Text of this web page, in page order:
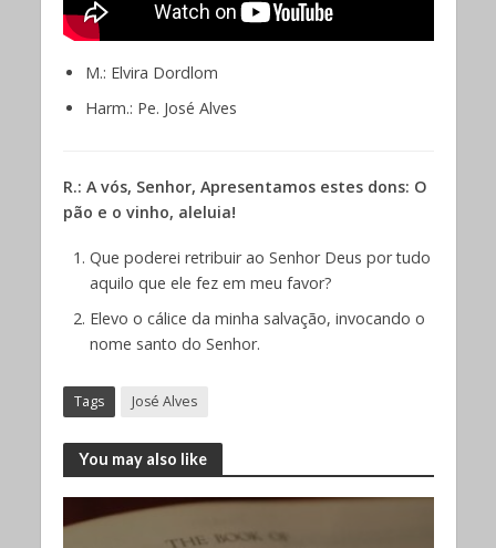
M.: Elvira Dordlom
Harm.: Pe. José Alves
R.: A vós, Senhor, Apresentamos estes dons: O
pão e o vinho, aleluia!
Que poderei retribuir ao Senhor Deus por tudo
aquilo que ele fez em meu favor?
Elevo o cálice da minha salvação, invocando o
nome santo do Senhor.
Tags José Alves
You may also like